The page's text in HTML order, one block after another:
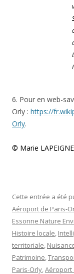
6. Pour en web-
Orly : https://
Orly.
© Marie
Cette entrée a été
Aéroport de Paris-
Essonne Nature
Histoire locale,
territoriale,
Patrimoine,
Paris-Orly,Aéroport